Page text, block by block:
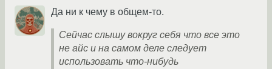
Да ни к чему в общем-то.
Сейчас слышу вокруг себя что все это
не айс и на самом деле следует
использовать что-нибудь